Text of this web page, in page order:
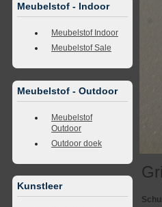
Meubelstof - Indoor
Meubelstof Indoor
Meubelstof Sale
Meubelstof - Outdoor
Meubelstof
Outdoor
Outdoor doek
Kunstleer